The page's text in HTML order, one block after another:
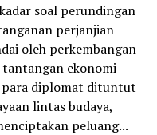
soal perundingan
perjanjian
oleh perkembangan
ekonomi
para diplomat dituntut
lintas budaya,
peluang...